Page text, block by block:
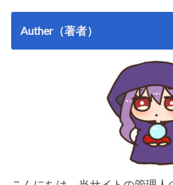
Auther（著者）